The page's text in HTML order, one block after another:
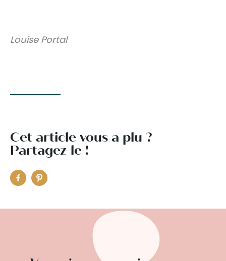
Louise Portal
Cet article vous a plu ?
Partagez-le !